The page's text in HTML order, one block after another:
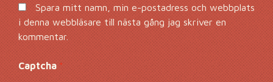
Spara mitt namn, min e-postadress och webbplats
i denna webbläsare till nästa gång jag skriver en
kommentar.
Captcha*